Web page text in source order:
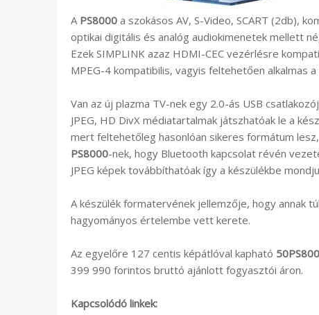
A PS8000 a szokásos AV, S-Video, SCART (2db),
optikai digitális és analóg audiokimenetek mellett
Ezek SIMPLINK azaz HDMI-CEC vezérlésre
MPEG-4 kompatibilis, vagyis feltehetően alkalmas
Van az új plazma TV-nek egy 2.0-ás USB
JPEG, HD DivX médiatartalmak játszhatóak le a
mert feltehetőleg hasonlóan sikeres formátum
PS8000-nek, hogy Bluetooth kapcsolat révén
JPEG képek továbbíthatóak így a készülékbe
A készülék formatervének jellemzője, hogy annak
hagyományos értelembe vett kerete.
Az egyelőre 127 centis képátlóval kapható
399 990 forintos bruttó ajánlott fogyasztói áron.
Kapcsolódó linkek: